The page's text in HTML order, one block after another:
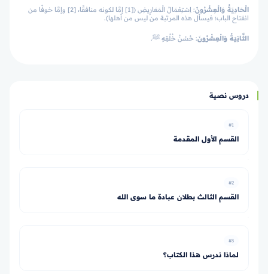
الْحَادِيَةُ وَالْعِشْرُونَ
: اِسْتِعْمَالُ الْمَعَارِيضِ ([1] إمَّا لكونه منافقًا، [2] وإمَّا خوفًا من
انفتاح الباب؛ فيسأل هذه المرتبة من ليس من أهلها).
الثَّانِيَةُ وَالْعِشْرُونَ: حُسْنُ خُلُقِهِ ﷺ.
دروس نصية
#1
القسم الأول المقدمة
#2
القسم الثالث بطلان عبادة ما سوى الله
#3
لماذا ندرس هذا الكتاب؟